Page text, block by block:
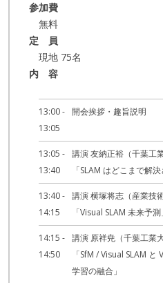
参加費
無料
定 員
現地 75名
内 容
13:00 -
13:05
開会挨拶・趣旨説明
13:05 -
13:40
講演 友納正裕（千葉工
「SLAM はどこまで解決
13:40 -
14:15
講演 横塚将志（産業技
「Visual SLAM 未来予測
14:15 -
14:50
講演 原祥尭（千葉工業
「SfM / Visual SLAM
学習の融合」